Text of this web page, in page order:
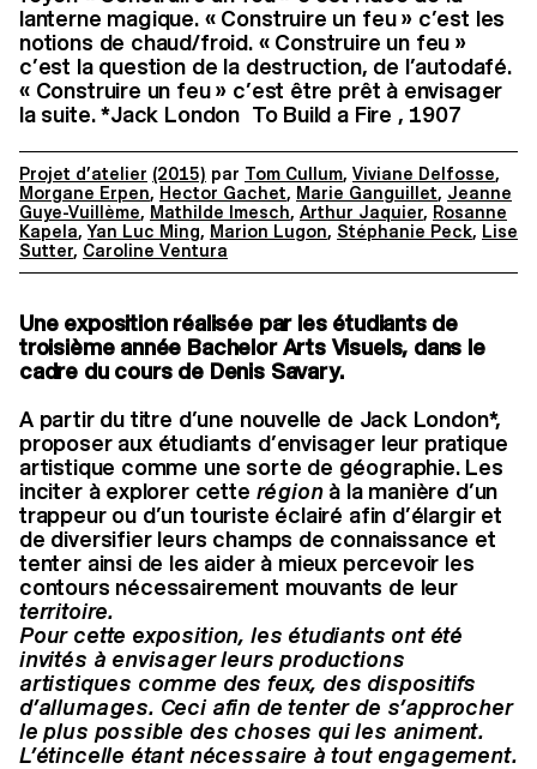
lanterne magique. « Construire un feu » c’est les
notions de chaud/froid. « Construire un feu »
c’est la question de la destruction, de l’autodafé.
« Construire un feu » c’est être prêt à envisager
la suite. *Jack London To Build a Fire , 1907
Projet d’atelier (2015) par Tom Cullum, Viviane Delfosse,
Morgane Erpen, Hector Gachet, Marie Ganguillet, Jeanne
Guye-Vuillème, Mathilde Imesch, Arthur Jaquier, Rosanne
Kapela,Yan Luc Ming, Marion Lugon, Stéphanie Peck, Lise
Sutter, Caroline Ventura
Une exposition réalisée par les étudiants de
troisième année Bachelor Arts Visuels, dans le
cadre du cours de Denis Savary.
A partir du titre d’une nouvelle de Jack London*,
proposer aux étudiants d’envisager leur pratique
artistique comme une sorte de géographie. Les
inciter à explorer cette région à la manière d’un
trappeur ou d’un touriste éclairé afin d’élargir et
de diversifier leurs champs de connaissance et
tenter ainsi de les aider à mieux percevoir les
contours nécessairement mouvants de leur
territoire.
Pour cette exposition, les étudiants ont été
invités à envisager leurs productions
artistiques comme des feux, des dispositifs
d’allumages. Ceci afin de tenter de s’approcher
le plus possible des choses qui les animent.
L’étincelle étant nécessaire à tout engagement.